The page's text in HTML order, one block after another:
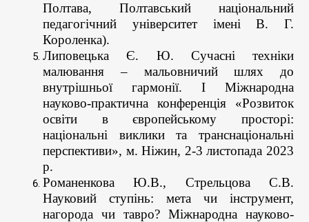
Полтава, Полтавський національний
педагогічний університет імені В. Г.
Короленка).
Липовецька Є. Ю. Сучасні техніки
малювання – мальовничий шлях до
внутрішньої гармонії. І Міжнародна
науково-практична конференція «Розвиток
освіти в європейському просторі:
національні виклики та транснаціональні
перспективи», м. Ніжин, 2-3 листопада 2023
р.
Романенкова Ю.В., Стрельцова С.В.
Науковий ступінь: мета чи інструмент,
нагорода чи тавро? Міжнародна науково-